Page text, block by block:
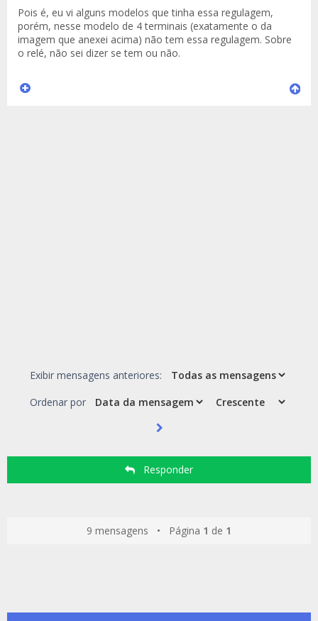
Pois é, eu vi alguns modelos que tinha essa regulagem,
porém, nesse modelo de 4 terminais (exatamente o da
imagem que anexei acima) não tem essa regulagem. Sobre
o relé, não sei dizer se tem ou não.
Exibir mensagens anteriores:
Ordenar por
Responder
9 mensagens • Página 1 de 1